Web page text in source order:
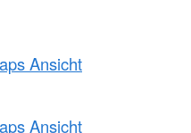
Ansicht
Ansicht